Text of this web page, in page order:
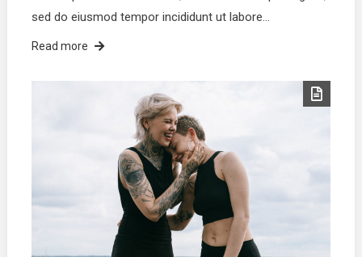
sed do eiusmod tempor incididunt ut labore…
Read more